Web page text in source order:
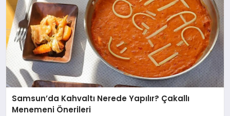
Samsun’da Kahvaltı Nerede Yapılır? Çakallı
Menemeni Önerileri